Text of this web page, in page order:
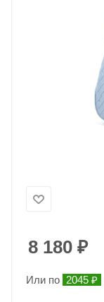
8 180 ₽
Или по 2045 ₽